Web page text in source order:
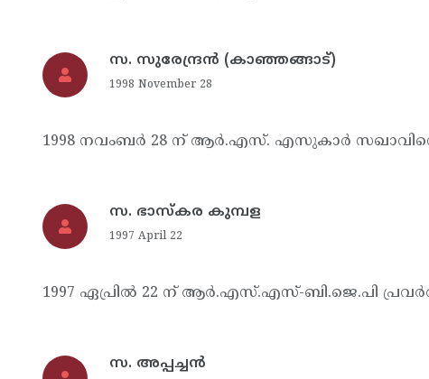
സ. സുരേന്ദ്രന്‍ (കാഞ്ഞങ്ങാട്)
1998 November 28
1998 നവംബര്‍ 28 ന് ആര്‍.എസ്. എസുകാര്‍
സ. ഭാസ്‌കര കുമ്പള
1997 April 22
1997 ഏപ്രില്‍ 22 ന് ആര്‍.എസ്.എസ്-ബി.ജെ.പി
സ. അപ്പച്ചന്‍